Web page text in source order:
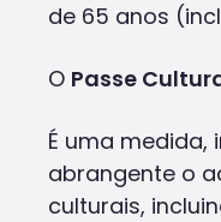
de 65 anos
O Passe
É uma medida,
abrangente o
culturais,